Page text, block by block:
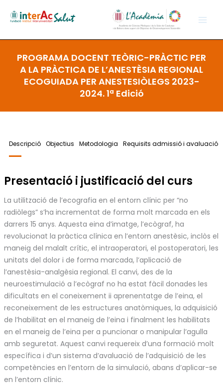
PROGRAMA DOCENT TEÒRIC-PRÀCTIC PER
A LA PRÀCTICA DE L’ANESTÈSIA REGIONAL
ECOGUIADA PER ANESTESIÒLEGS 2023-
2024. 1ª Edició
Descripció Objectius Metodologia Requisits admissió i avaluació
Presentació i justificació del curs
La utilització de l’ecografia en el entorn clínic per “no
radiòlegs” s’ha incrementat de forma molt marcada en els
darrers 15 anys. Aquesta eina d’imatge, l’ecògraf, ha
revolucionat la pràctica clínica en l’entorn anestèsic, inclòs el
maneig del malalt crític, el intraoperatori, el postoperatori, les
unitats del dolor i de forma marcada, l’aplicació de
l’anestèsia-analgèsia regional. El canvi, des de la
neuroestimulació a l’ecògraf no ha estat fàcil donades les
dificultats en el coneixement ii aprenentatge de l’eina, el
reconeixement de les estructures anatòmiques, la adquisició
de l’habilitat en el maneig de l’eina i finalment les habilitats
en el maneig de l’eina per a puncionar o manipular l’agulla
amb seguretat. Aquest canvi requereix d’una formació molt
específica i d’un sistema d’avaluació de l’adquisició de les
competències en l’entorn de la simulació, abans d’aplicar-se
en l’entorn clínic.